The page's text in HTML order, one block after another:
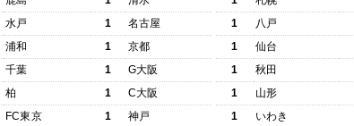
水戸 1
名古屋
浦和 1
京都
千葉 1
G大阪
柏 1
C大阪
FC東京 1
神戸
1
八戸
1
仙台
1
秋田
1
山形
1
いわき